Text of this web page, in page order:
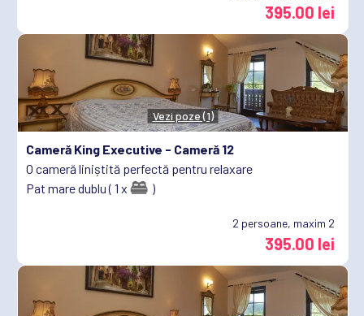
395.00 lei
Vezi poze (1)
Cameră King Executive - Cameră 12
O cameră liniștită perfectă pentru relaxare
Pat mare dublu ( 1 x
)
2 persoane, maxim 2
395.00 lei